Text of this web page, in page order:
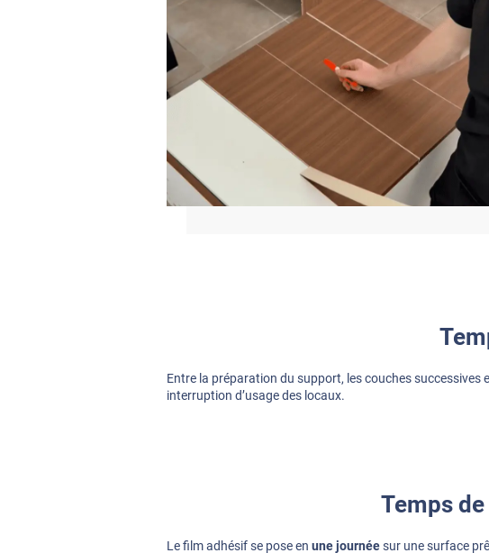
Entre la préparation du support, les couches successives
interruption d’usage des locaux.
Temps
Le film adhésif se pose en une journéesur une surface